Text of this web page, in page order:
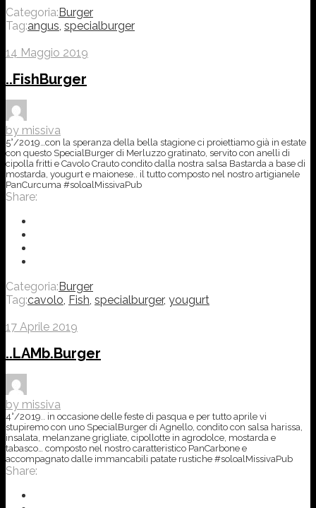
Categoria:Burger
Tag:angus specialburger
14 Maggio 2019
..FishBurger
by missiva
5°/2019…con la speranza della bella stagione ci proiettiamo già in estate
con questo SpecialBurger di Merluzzo gratinato, servito con anelli di
cipolla fritti e Cavolo Crauto condito dalla nostra salsa Bastarda a base di
mostarda, yougurt e maionese.. il tutto composto nel nostro artigianele
PanCurcuma #soloalMissivaPub
Share:
Categoria:Burger
Tag:cavolo Fish specialburger, yougurt
17 Aprile 2019
..LAMb.Burger
by missiva
4°/2019.. in occasione delle feste di pasqua e per tutto aprile vi
stupiremo con uno SpecialBurger di Agnello, condito con salsa harissa,
insalata, melanzane grigliate, cipollotte in agrodolce, mostarda e
tabasco… composto nel nostro caratteristico PanCarbone e
accompagnato dalle immancabili patate rustiche #soloalMissivaPub
Share: